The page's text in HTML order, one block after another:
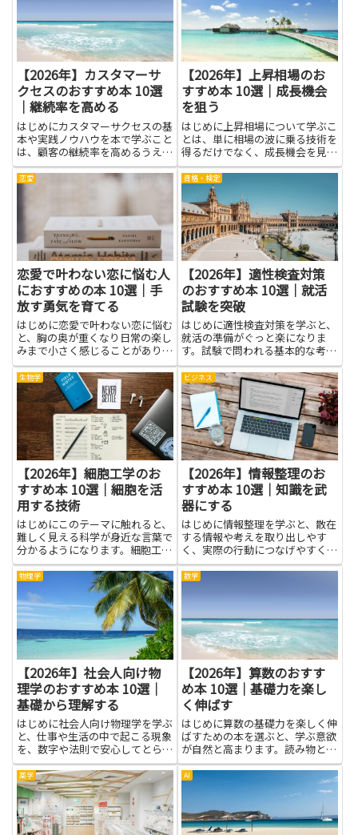
に...
タの見方や科学者の考え方をそっ
と知ると、学校の授業だけでな
く...
【2026年】カスタマーサ
クセスのおすすめ本 10選
｜継続率を高める
はじめにカスタマーサクセスの基
本や実践ノウハウを本で学ぶこと
は、顧客の継続率を高めるうえで
大きな助けになります。書籍は理
論や具体的な施策、現場事例、計
測指標の考え方を整理してくれる
ため、属人的な対応から組織的な
仕組みづくりへつなげやすくな
【2026年】上昇相場のお
すすめ本 10選｜成長機会
を狙う
はじめに上昇相場について学ぶこ
とは、単に相場の波に乗る技術を
得るだけでなく、成長機会を見極
める目と冷静な判断力を養う近道
になります。本で得られる知識
は、値動きの背景にある経済や企
業の仕組み、需給や投資家心理と
いった基礎理解を深める手助けと
な...
恋愛
恋愛で叶わない恋に悩む人
におすすめの本 10選｜手
放す勇気を育てる
はじめに恋愛で叶わない恋に悩む
と、胸の奥が重くなり日常の楽し
みまで小さく感じることがありま
す。そんなとき、本は自分の気持
ちを整理するための静かな助けに
なります。言葉に触れることで
「なぜつらいのか」が見え、感情
に名前をつけられると心が落ち着
き...
資格・検定
【2026年】適性検査対策
のおすすめ本 10選｜就活
試験を突破
はじめに適性検査対策を学ぶと、
就活の準備がぐっと楽になりま
す。試験で問われる基本的な考え
方や解き方のコツが、本を読み進
めるうちに少しずつ見えてくるか
らです。まずは問題のタイプを知
ること。言語・数学・図形・場面
設定など、どんな出題があるのか
を...
生物学
【2026年】細胞工学のお
すすめ本 10選｜細胞を活
用する技術
はじめにこのテーマに触れると、
難しく見える科学が身近な言葉で
分かるようになります。細胞工学
は、細胞の働きを探り、それを利
用して新しい技術を生む分野で
す。私たちの生活とつながる話題
が多く、医療だけでなく農業や環
境づくりにも役立つ可能性を学べ
ま...
ビジネス
【2026年】情報整理のお
すすめ本 10選｜知識を武
器にする
はじめに情報整理を学ぶと、散在
する情報や考えを取り出しやす
く、実際の行動につなげやすくな
ります。情報整理は単なるメモ術
やフォルダ分け以上のもので、考
することで時間や精神的な余裕を
整...
物理学
【2026年】社会人向け物
理学のおすすめ本 10選｜
基礎から理解する
はじめに社会人向け物理学を学ぶ
と、仕事や生活の中で起こる現象
を、数字や法則で安心してとらえ
られるようになります。基礎から
理解するこのテーマは、難しそう
に見えても、日常の疑問を解く手
がかりを丁寧に教えてくれます。
例えば、電車の速度計算、スマ
ホ...
数学
【2026年】算数のおすす
め本 10選｜基礎力を楽し
く伸ばす
はじめに算数の基礎力を楽しく伸
ばすための本を選ぶと、学ぶ意欲
が自然と高まります。読み物とし
ての算数関連の本は、数字の世界
を身近に感じさせ、難解な公式よ
りも直感や想像力を大切にする場
を作ってくれます。物語や日常の
エピソードを通して、数のしく
み...
薬学 AI